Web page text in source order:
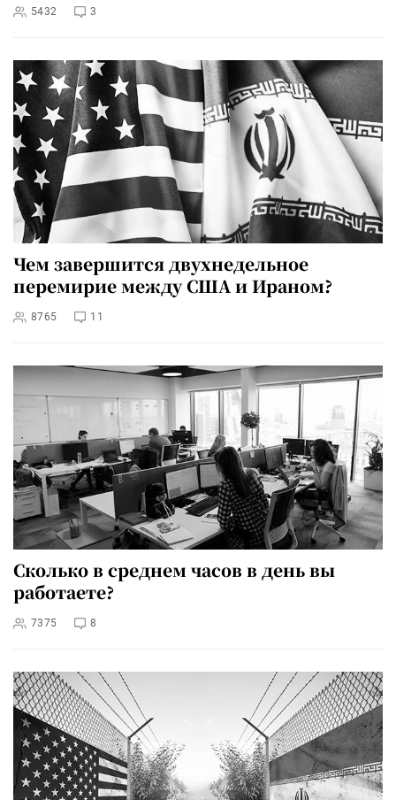
5432 3
Чем завершится двухнедельное
перемирие между США и Ираном?
8765 11
Сколько в среднем часов в день вы
работаете?
7375 8